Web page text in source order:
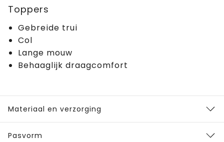
Toppers
Gebreide trui
Col
Lange mouw
Behaaglijk draagcomfort
Materiaal en verzorging
Pasvorm